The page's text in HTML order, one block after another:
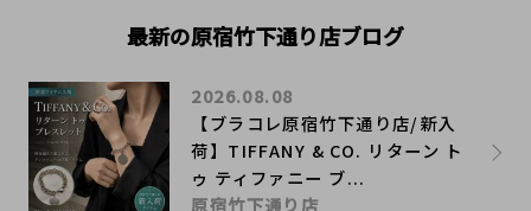
最新の原宿竹下通り店ブログ
【ブラコレ原宿竹下通り店/新入
荷】TIFFANY & CO. リターン ト
ゥ ティファニー ブ...
2026.08.08
原宿竹下通り店